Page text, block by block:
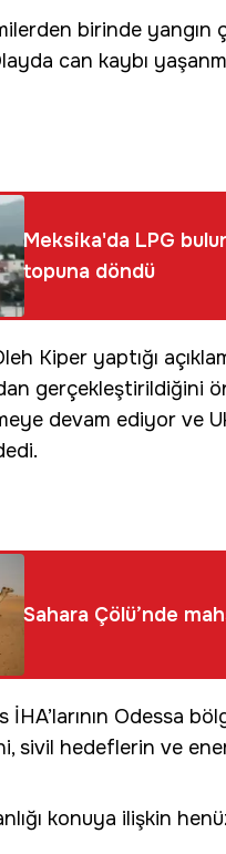
birinde yangın
can kaybı
Meksika'da LPG
topuna döndü
Kiper yaptığı
gerçekleştirildiğini
devam ediyor ve
Sahara Çölü’nde
İHA’larının Odessa
sivil hedeflerin ve
konuya ilişkin